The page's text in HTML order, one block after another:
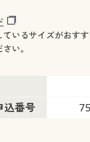
いるサイズがおす
い。
込番号